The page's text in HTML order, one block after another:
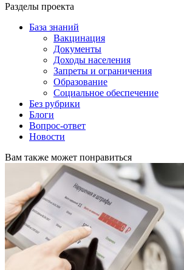
Разделы проекта
База знаний
Вакцинация
Документы
Доходы населения
Запреты и ограничения
Образование
Социальное обеспечение
Без рубрики
Блоги
Вопрос-ответ
Новости
Вам также может понравиться